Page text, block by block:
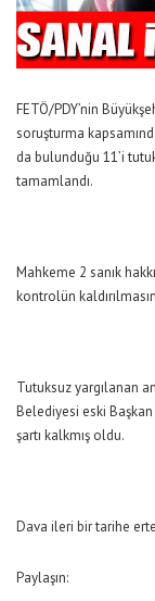
FETÖ/PDY’nin
soruşturma
da bulunduğu 11’i
tamamlandı.
Mahkeme 2 sanık
kontrolün
Tutuksuz yargılanan
Belediyesi eski Başkan
şartı kalkmış oldu.
Dava ileri bir tarihe
Paylaşın: